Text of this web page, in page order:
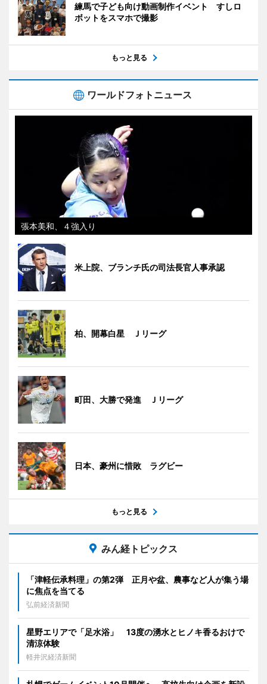
練馬で子ども向け動画制作イベント すしロ
ボットをスマホで撮影
もっと見る
ワールドフォトニュース
張本美和、４強入り
米上院、ブランチ氏の司法長官人事承認
柏、開幕白星 Ｊリーグ
町田、大勝で発進 Ｊリーグ
日本、豪州に惜敗 ラグビー
もっと見る
みん経トピックス
「津軽伝承料理」の第2弾 正月や盆、農事など人が集う場
に焦点を当てる
弘前経済新聞
星野エリアで「足水浴」 13度の湧水とヒノキ香るおけで
清涼体験
軽井沢経済新聞